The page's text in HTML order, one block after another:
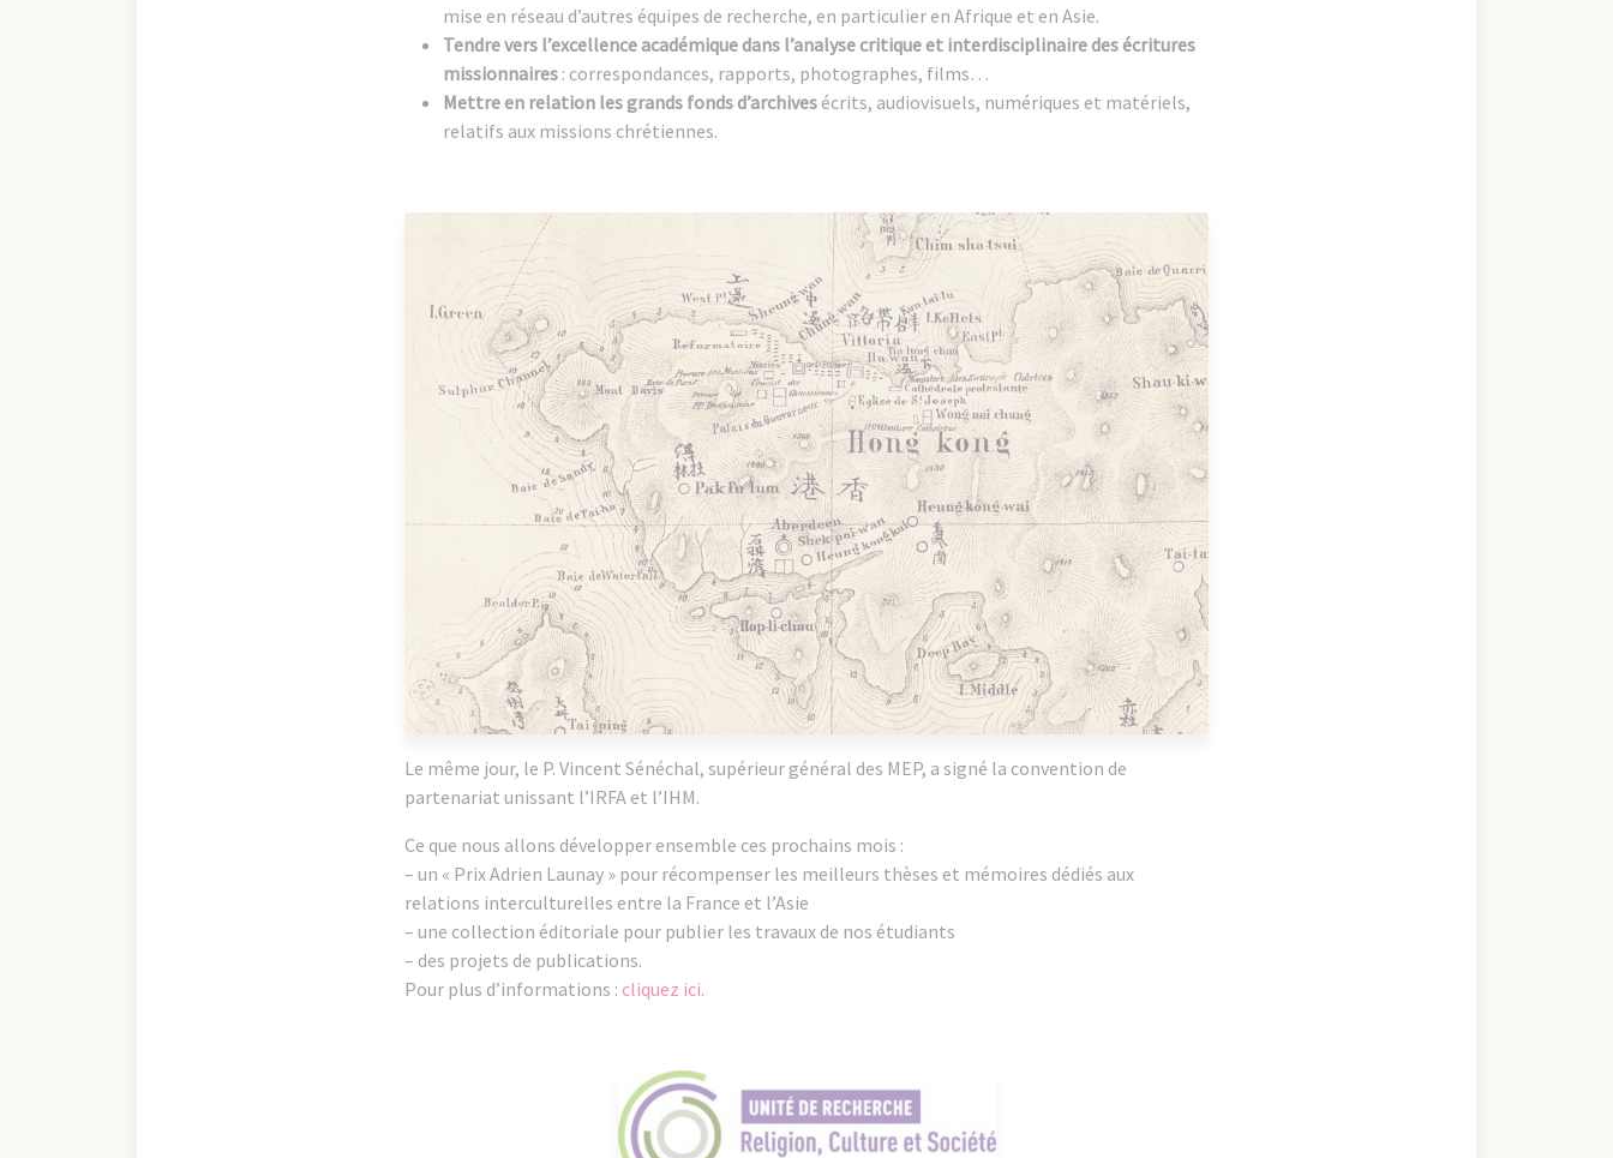
mise en réseau d’autres équipes de recherche, en particulier en Afrique et en Asie.
Tendre vers l’excellence académique dans l’analyse critique et interdisciplinaire des écritures
missionnaires : correspondances, rapports, photographes, films…
Mettre en relation les grands fonds d’archives écrits, audiovisuels, numériques et matériels,
relatifs aux missions chrétiennes.
Le même jour, le P. Vincent Sénéchal, supérieur général des MEP, a signé la convention de
partenariat unissant l’IRFA et l’IHM.
Ce que nous allons développer ensemble ces prochains mois :
– un « Prix Adrien Launay » pour récompenser les meilleurs thèses et mémoires dédiés aux
relations interculturelles entre la France et l’Asie
– une collection éditoriale pour publier les travaux de nos étudiants
– des projets de publications.
Pour plus d’informations :cliquez ici.